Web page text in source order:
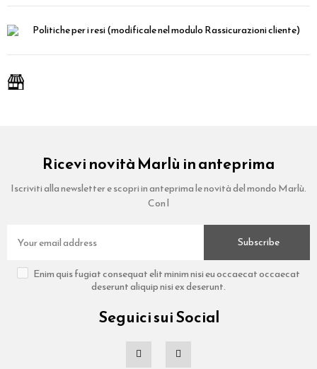
Politiche per i resi(modificale nel modulo Rassicurazioni cliente)
Ricevi novità Marlù in anteprima
Iscriviti alla newsletter e scopri in anteprima le novità del mondo Marlù.
Con l
Subscribe
Enim quis fugiat consequat elit minim nisi eu occaecat occaecat
deserunt aliquip nisi ex deserunt.
Seguici sui Social